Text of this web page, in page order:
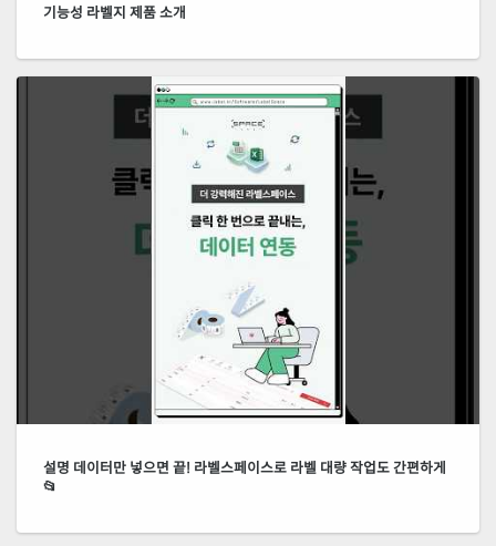
기능성 라벨지 제품 소개
설명 데이터만 넣으면 끝! 라벨스페이스로 라벨 대량 작업도 간편하게
📂